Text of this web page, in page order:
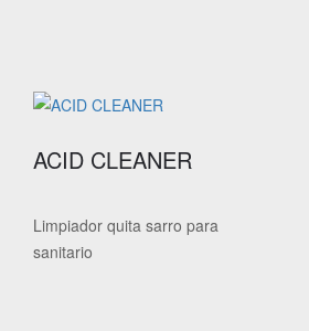
ACID CLEANER
Limpiador quita sarro para
sanitario